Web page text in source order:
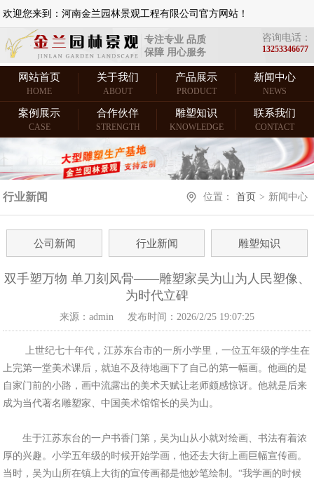
欢迎您来到：河南金兰园林景观工程有限公司官方网站！
专注专业 品质
保障 用心服务
咨询电话：
13253346677
网站首页
HOME
关于我们
ABOUT
产品展示
PRODUCT
新闻中心
NEWS
案例展示
CASE
合作伙伴
STRENGTH
雕塑知识
KNOWLEDGE
联系我们
CONTACT
行业新闻 位置： 首页 > 新闻中心
公司新闻 行业新闻 雕塑知识
双手塑万物 单刀刻风骨——雕塑家吴为山为人民塑像、
为时代立碑
来源：admin 发布时间：2026/2/25 19:07:25
上世纪七十年代，江苏东台市的一所小学里，一位五年级的学生在
上完第一堂美术课后，就迫不及待地画下了自己的第一幅画。他画的是
自家门前的小路，画中流露出的美术天赋让老师颇感惊讶。他就是后来
成为当代著名雕塑家、中国美术馆馆长的吴为山。
生于江苏东台的一户书香门第，吴为山从小就对绘画、书法有着浓
厚的兴趣。小学五年级的时候开始学画，他还去大街上画巨幅宣传画。
当时，吴为山所在镇上大街的宣传画都是他妙笔绘制。“我学画的时候